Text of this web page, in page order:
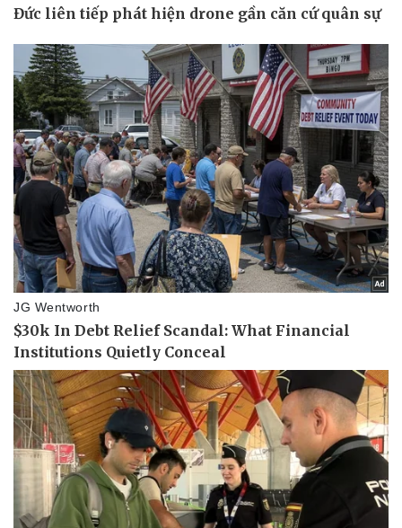
Pháp luật
Vụ án
Tin nóng
Tư vấn luật
Quân sự - Quốc phòng
Vũ khí
Việt Nam
Phân tích